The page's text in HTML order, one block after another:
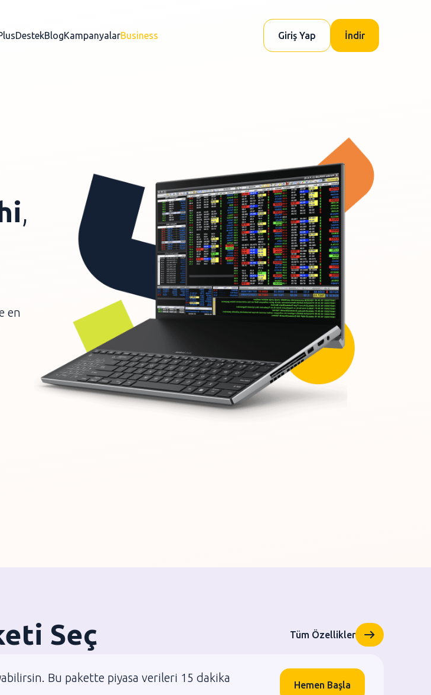
DestekBlogKampanyalarBusiness Giriş Yap İndir
,
en
Seç Tüm Özellikler
Bu pakette piyasa verileri 15 dakika
Hemen Başla